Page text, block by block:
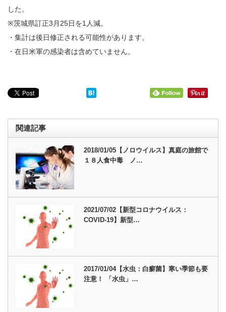
した。
※茨城県訂正3月25日を1人減。
・集計は後日修正される可能性があります。
・在日米軍の感染者は含めていません。
関連記事
2018/01/05【ノロウイルス】真庭の旅館で
１８人食中毒 ノ…
2021/07/02【新型コロナウイルス：
COVID-19】新型…
2017/01/04【水虫：白癬菌】寒い季節も要
注意！ 「水虫」…